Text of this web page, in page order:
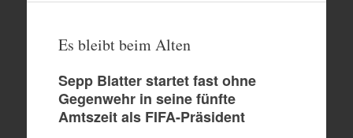
Es bleibt beim Alten
Sepp Blatter startet fast ohne
Gegenwehr in seine fünfte
Amtszeit als FIFA-Präsident